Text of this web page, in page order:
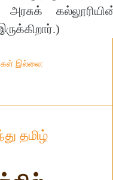
அரசுக்
இல்லை:
தமிழ்